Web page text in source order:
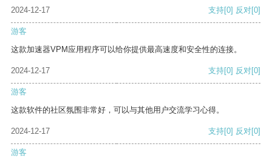
2024-12-17 支持[0] 反对[0]
游客
这款加速器VPM应用程序可以给你提供最高速度和安全性的连接。
2024-12-17 支持[0] 反对[0]
游客
这款软件的社区氛围非常好，可以与其他用户交流学习心得。
2024-12-17 支持[0] 反对[0]
游客